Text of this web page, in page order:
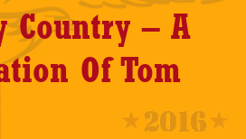
Country – A
Of Tom